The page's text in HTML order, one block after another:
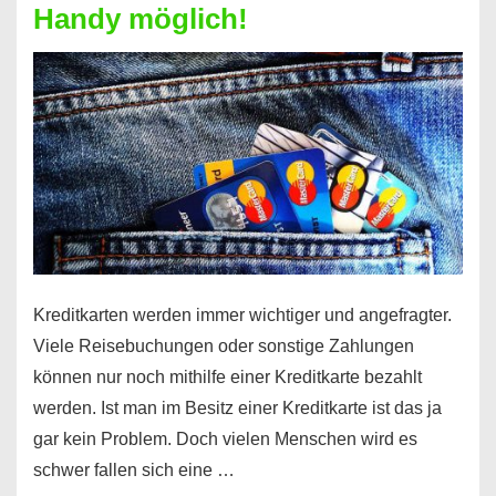
Schufaeintrag
möglich
Handy möglich!
Kreditkarten werden immer wichtiger und angefragter.
Viele Reisebuchungen oder sonstige Zahlungen
können nur noch mithilfe einer Kreditkarte bezahlt
werden. Ist man im Besitz einer Kreditkarte ist das ja
gar kein Problem. Doch vielen Menschen wird es
schwer fallen sich eine …